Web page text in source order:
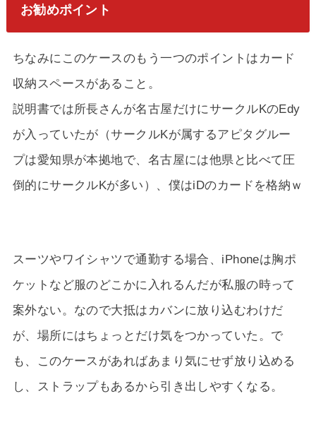
お勧めポイント
ちなみにこのケースのもう一つのポイントはカード
収納スペースがあること。
説明書では所長さんが名古屋だけにサークルKのEdy
が入っていたが（サークルKが属するアピタグルー
プは愛知県が本拠地で、名古屋には他県と比べて圧
倒的にサークルKが多い）、僕はiDのカードを格納ｗ
スーツやワイシャツで通勤する場合、iPhoneは胸ポ
ケットなど服のどこかに入れるんだが私服の時って
案外ない。なので大抵はカバンに放り込むわけだ
が、場所にはちょっとだけ気をつかっていた。で
も、このケースがあればあまり気にせず放り込める
し、ストラップもあるから引き出しやすくなる。